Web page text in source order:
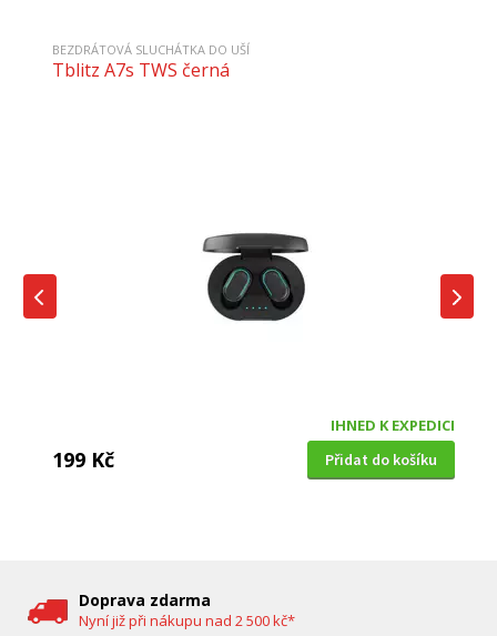
BEZDRÁTOVÁ SLUCHÁTKA DO UŠÍ
Tblitz A7s TWS černá
IHNED K EXPEDICI
199 Kč Přidat do košíku
Doprava zdarma
Nyní již při nákupu nad 2 500 kč*